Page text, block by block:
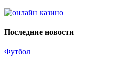
Последние новости
Футбол